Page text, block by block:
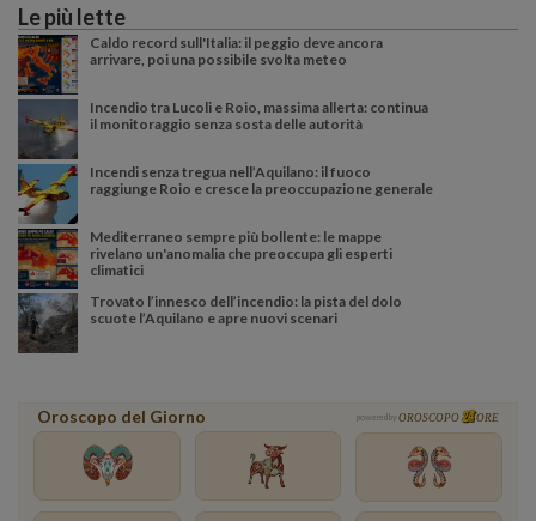
Le più lette
Caldo record sull'Italia: il peggio deve ancora
arrivare, poi una possibile svolta meteo
Incendio tra Lucoli e Roio, massima allerta: continua
il monitoraggio senza sosta delle autorità
Incendi senza tregua nell’Aquilano: il fuoco
raggiunge Roio e cresce la preoccupazione generale
Mediterraneo sempre più bollente: le mappe
rivelano un'anomalia che preoccupa gli esperti
climatici
Trovato l’innesco dell’incendio: la pista del dolo
scuote l’Aquilano e apre nuovi scenari
Oroscopo del Giorno powered by OROSCOPO ORE